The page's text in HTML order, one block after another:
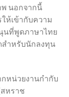
นอกจากนี้
ห้เข้ากับความ
นที่พูดภาษาไทย
สำหรับนักลงทุน
หน่วยงานกำกับ
หราช